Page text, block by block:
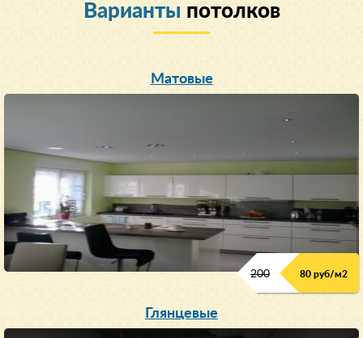
Варианты потолков
Матовые
200 80 руб/м2
Глянцевые